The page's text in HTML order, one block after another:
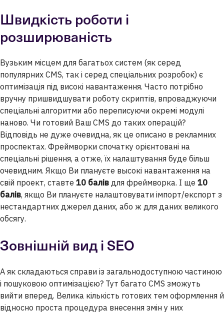
Швидкість роботи і
розширюваність
Вузьким місцем для багатьох систем (як cеред
популярних CMS, так і серед спеціальних розробок) є
оптимізація під високі навантаження. Часто потрібно
вручну пришвидшувати роботу скриптів, впроваджуючи
спеціальні алгоритми або переписуючи окремі модулі
наново. Чи готовий Ваш CMS до таких операцій?
Відповідь не дуже очевидна, як це описано в рекламних
проспектах. Фреймворки спочатку орієнтовані на
спеціальні рішення, а отже, їх налаштування буде більш
очевидним. Якщо Ви плануєте высокі навантаження на
свій проект, ставте 10 балів для фреймворка. І ще 10
балів, якщо Ви плануєте налаштовувати імпорт/експорт з
нестандартних джерел даних, або ж для даних великого
обсягу.
Зовнішній вид і SEO
А як складаються справи із загальнодоступною частиною
і пошуковою оптимізацією? Тут багато CMS зможуть
вийти вперед. Велика кількість готових тем оформлення й
відносно проста процедура внесення змін у них